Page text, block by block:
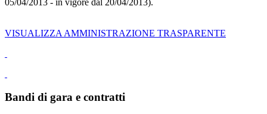
05/04/2013 - in vigore dal 20/04/2013).
VISUALIZZA AMMINISTRAZIONE TRASPARENTE
Bandi di gara e contratti